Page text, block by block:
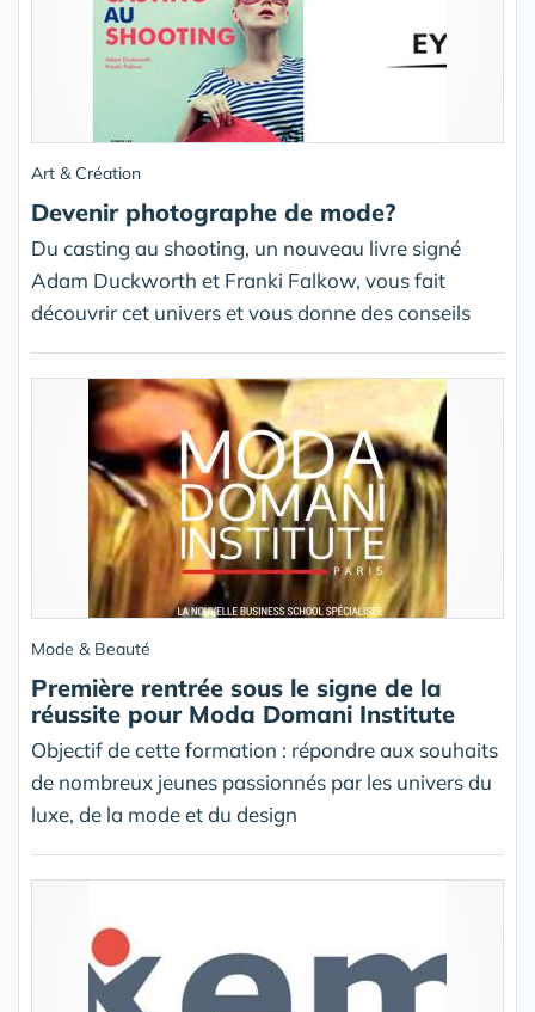
Art & Création
Devenir photographe de mode?
Du casting au shooting, un nouveau livre signé
Adam Duckworth et Franki Falkow, vous fait
découvrir cet univers et vous donne des conseils
Mode & Beauté
Première rentrée sous le signe de la
réussite pour Moda Domani Institute
Objectif de cette formation : répondre aux souhaits
de nombreux jeunes passionnés par les univers du
luxe, de la mode et du design